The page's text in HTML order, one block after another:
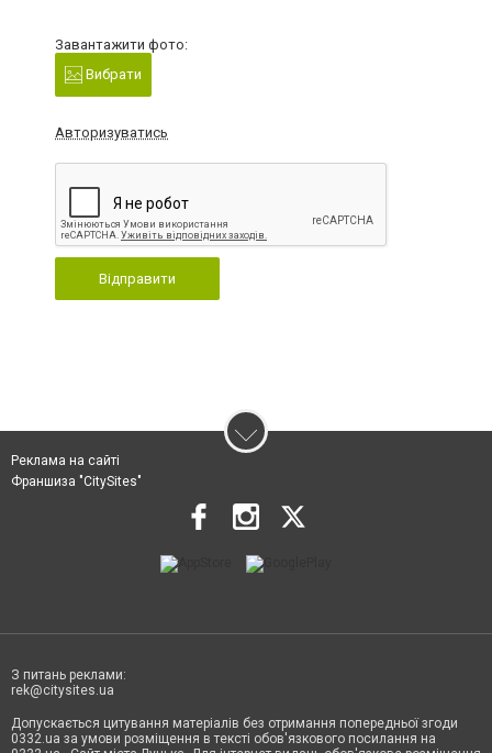
Завантажити фото:
Вибрати
Авторизуватись
Відправити
Реклама на сайті
Франшиза "CitySites"
З питань реклами:
rek@citysites.ua
Допускається цитування матеріалів без отримання попередньої згоди
0332.ua за умови розміщення в тексті обов'язкового посилання на